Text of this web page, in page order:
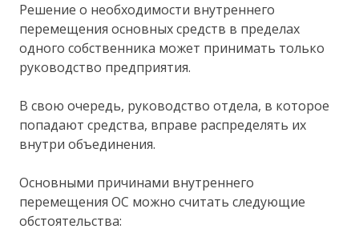
Решение о необходимости внутреннего
перемещения основных средств в пределах
одного собственника может принимать только
руководство предприятия.
В свою очередь, руководство отдела, в которое
попадают средства, вправе распределять их
внутри объединения.
Основными причинами внутреннего
перемещения ОС можно считать следующие
обстоятельства: